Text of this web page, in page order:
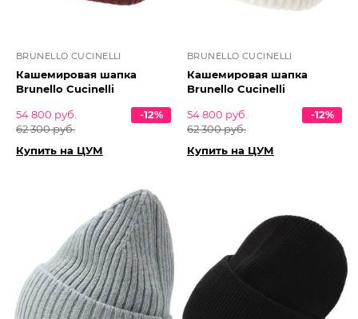
BRUNELLO CUCINELLI
Кашемировая шапка
Brunello Cucinelli
54 800 руб.
62 300 руб.
-12%
Купить на ЦУМ
BRUNELLO CUCINELLI
Кашемировая шапка
Brunello Cucinelli
54 800 руб.
62 300 руб.
-12%
Купить на ЦУМ